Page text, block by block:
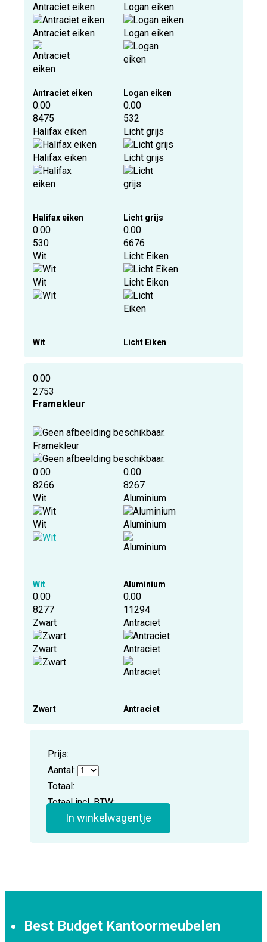
Antraciet eiken
Antraciet eiken
Antraciet eiken
Logan eiken
Logan eiken
Logan eiken
0.00
8475
Halifax eiken
Halifax eiken
Halifax eiken
0.00
532
Licht grijs
Licht grijs
Licht grijs
0.00
530
Wit
Wit
Wit
0.00
6676
Licht Eiken
Licht Eiken
Licht Eiken
0.00
2753
Framekleur
Framekleur
0.00
8266
Wit
Wit
Wit
0.00
8267
Aluminium
Aluminium
Aluminium
0.00
8277
Zwart
Zwart
Zwart
0.00
11294
Antraciet
Antraciet
Antraciet
Prijs:
Aantal:
Totaal:
Totaal incl. BTW:
In winkelwagentje
Best Budget Kantoormeubelen